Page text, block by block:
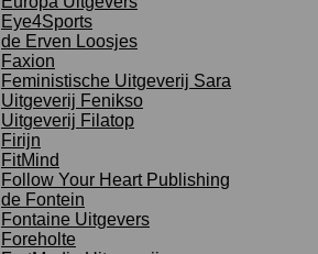
Eye4Sports
de Erven Loosjes
Faxion
Feministische Uitgeverij Sara
Uitgeverij Fenikso
Uitgeverij Filatop
Firijn
FitMind
Follow Your Heart Publishing
de Fontein
Fontaine Uitgevers
Foreholte